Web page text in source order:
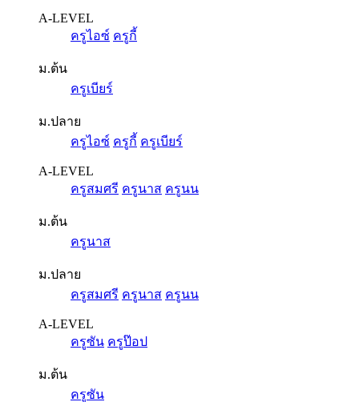
A-LEVEL
ครูไอซ์ ครูกี้
ม.ต้น
ครูเบียร์
ม.ปลาย
ครูไอซ์ ครูกี้ ครูเบียร์
A-LEVEL
ครูสมศรี ครูนาส ครูนน
ม.ต้น
ครูนาส
ม.ปลาย
ครูสมศรี ครูนาส ครูนน
A-LEVEL
ครูซัน ครูป๊อป
ม.ต้น
ครูซัน